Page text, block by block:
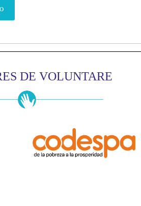
DE VOLUNTARE